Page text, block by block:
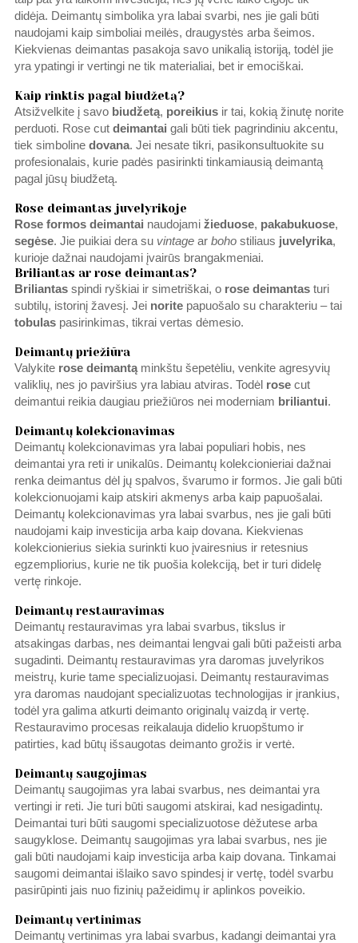
didėja. Deimantų simbolika yra labai svarbi, nes jie gali būti
naudojami kaip simboliai meilės, draugystės arba šeimos.
Kiekvienas deimantas pasakoja savo unikalią istoriją, todėl jie
yra ypatingi ir vertingi ne tik materialiai, bet ir emociškai.
Kaip rinktis pagal biudžetą?
Atsižvelkite į savo biudžetą, poreikiusir tai, kokią žinutę norite
perduoti. Rose cut deimantai gali būti tiek pagrindiniu akcentu,
tiek simboline dovana. Jei nesate tikri, pasikonsultuokite su
profesionalais, kurie padės pasirinkti tinkamiausią deimantą
pagal jūsų biudžetą.
Rose deimantas juvelyrikoje
Rose formos deimantai naudojami žieduose, pakabukuose,
segėse. Jie puikiai dera su vintagear bohostiliaus juvelyrika,
kurioje dažnai naudojami įvairūs brangakmeniai.
Briliantas ar rose deimantas?
Briliantasspindi ryškiai ir simetriškai, o rose deimantasturi
subtilų, istorinį žavesį. Jei noritepapuošalo su charakteriu – tai
tobulaspasirinkimas, tikrai vertas dėmesio.
Deimantų priežiūra
Valykite rose deimantąminkštu šepetėliu, venkite agresyvių
valiklių, nes jo paviršius yra labiau atviras. Todėl rosecut
deimantui reikia daugiau priežiūros nei moderniam briliantui.
Deimantų kolekcionavimas
Deimantų kolekcionavimas yra labai populiari hobis, nes
deimantai yra reti ir unikalūs. Deimantų kolekcionieriai dažnai
renka deimantus dėl jų spalvos, švarumo ir formos. Jie gali būti
kolekcionuojami kaip atskiri akmenys arba kaip papuošalai.
Deimantų kolekcionavimas yra labai svarbus, nes jie gali būti
naudojami kaip investicija arba kaip dovana. Kiekvienas
kolekcionierius siekia surinkti kuo įvairesnius ir retesnius
egzempliorius, kurie ne tik puošia kolekciją, bet ir turi didelę
vertę rinkoje.
Deimantų restauravimas
Deimantų restauravimas yra labai svarbus, tikslus ir
atsakingas darbas, nes deimantai lengvai gali būti pažeisti arba
sugadinti. Deimantų restauravimas yra daromas juvelyrikos
meistrų, kurie tame specializuojasi. Deimantų restauravimas
yra daromas naudojant specializuotas technologijas ir įrankius,
todėl yra galima atkurti deimanto originalų vaizdą ir vertę.
Restauravimo procesas reikalauja didelio kruopštumo ir
patirties, kad būtų išsaugotas deimanto grožis ir vertė.
Deimantų saugojimas
Deimantų saugojimas yra labai svarbus, nes deimantai yra
vertingi ir reti. Jie turi būti saugomi atskirai, kad nesigadintų.
Deimantai turi būti saugomi specializuotose dėžutese arba
saugyklose. Deimantų saugojimas yra labai svarbus, nes jie
gali būti naudojami kaip investicija arba kaip dovana. Tinkamai
saugomi deimantai išlaiko savo spindesį ir vertę, todėl svarbu
pasirūpinti jais nuo fizinių pažeidimų ir aplinkos poveikio.
Deimantų vertinimas
Deimantų vertinimas yra labai svarbus, kadangi deimantai yra